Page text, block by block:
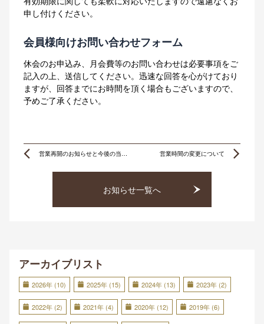
申し付けください。
会員様向けお問い合わせフォーム
休会のお申込み、月会費等のお問い合わせは必要事項をご
記入の上、送信してください。迅速な回答を心がけており
ますが、回答までにお時間を頂く場合もございますので、
予めご了承ください。
Prev 営業再開のお知らせと今後の当クラブの取り組み 営業時間の変更について
お知らせ一覧へ
アーカイブリスト
2026年 (10) 2025年 (15) 2024年 (13) 2023年 (2)
2022年 (2) 2021年 (4) 2020年 (12) 2019年 (6)